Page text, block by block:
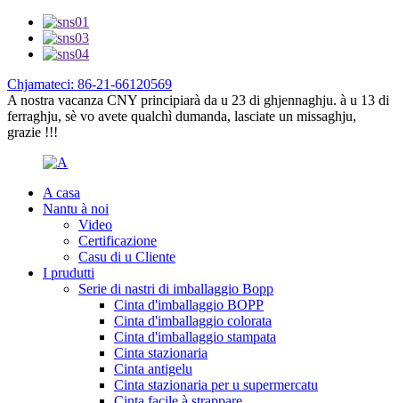
Chjamateci: 86-21-66120569
A nostra vacanza CNY principiarà da u 23 di ghjennaghju. à u 13 di
ferraghju, sè vo avete qualchì dumanda, lasciate un missaghju,
grazie !!!
A casa
Nantu à noi
Video
Certificazione
Casu di u Cliente
I prudutti
Serie di nastri di imballaggio Bopp
Cinta d'imballaggio BOPP
Cinta d'imballaggio colorata
Cinta d'imballaggio stampata
Cinta stazionaria
Cinta antigelu
Cinta stazionaria per u supermercatu